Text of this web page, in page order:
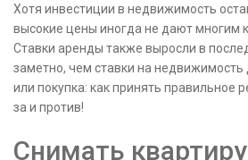
Хотя инвестиции в недвижимость
высокие цены иногда не дают многим
Ставки аренды также выросли в
заметно, чем ставки на
или покупка: как принять правильное
за и против!
Снимать квартиру